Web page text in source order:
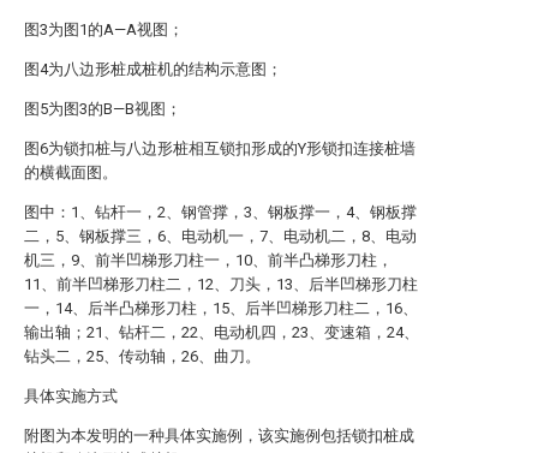
图3为图1的A—A视图；
图4为八边形桩成桩机的结构示意图；
图5为图3的B—B视图；
图6为锁扣桩与八边形桩相互锁扣形成的Y形锁扣连接桩墙
的横截面图。
图中：1、钻杆一，2、钢管撑，3、钢板撑一，4、钢板撑
二，5、钢板撑三，6、电动机一，7、电动机二，8、电动
机三，9、前半凹梯形刀柱一，10、前半凸梯形刀柱，
11、前半凹梯形刀柱二，12、刀头，13、后半凹梯形刀柱
一，14、后半凸梯形刀柱，15、后半凹梯形刀柱二，16、
输出轴；21、钻杆二，22、电动机四，23、变速箱，24、
钻头二，25、传动轴，26、曲刀。
具体实施方式
附图为本发明的一种具体实施例，该实施例包括锁扣桩成